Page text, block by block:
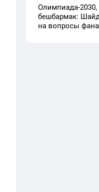
Олимпиада-
бешбармак:
на вопросы